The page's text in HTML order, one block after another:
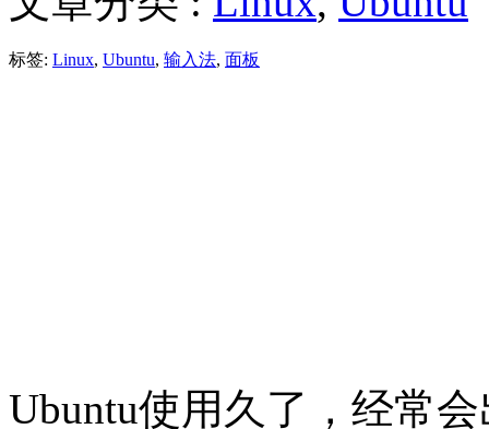
标签: Linux, Ubuntu, 输入法, 面板
Ubuntu使用久了，经常